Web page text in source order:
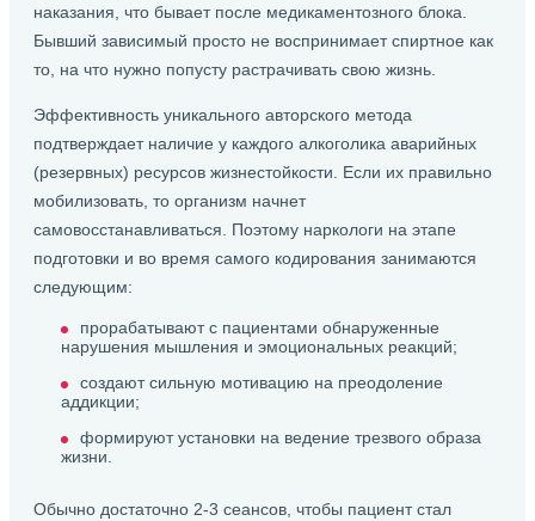
наказания, что бывает после медикаментозного блока.
Бывший зависимый просто не воспринимает спиртное как
то, на что нужно попусту растрачивать свою жизнь.
Эффективность уникального авторского метода
подтверждает наличие у каждого алкоголика аварийных
(резервных) ресурсов жизнестойкости. Если их правильно
мобилизовать, то организм начнет
самовосстанавливаться. Поэтому наркологи на этапе
подготовки и во время самого кодирования занимаются
следующим:
прорабатывают с пациентами обнаруженные
нарушения мышления и эмоциональных реакций;
создают сильную мотивацию на преодоление
аддикции;
формируют установки на ведение трезвого образа
жизни.
Обычно достаточно 2-3 сеансов, чтобы пациент стал